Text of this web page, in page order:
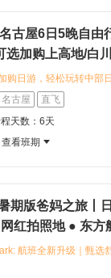
古屋6日5晚自
选加购上高地/白
购日游，轻松玩转中部
酒店（HOTEL
位置：荣商圈核心，地
名古屋
直飞
天数：6天
查看班期
期版爸妈之旅丨
红拍照地 ● 东
程含8顿正餐丨
国联运
航班全新升级｜甄选
间更宽敞、飞行舒适度